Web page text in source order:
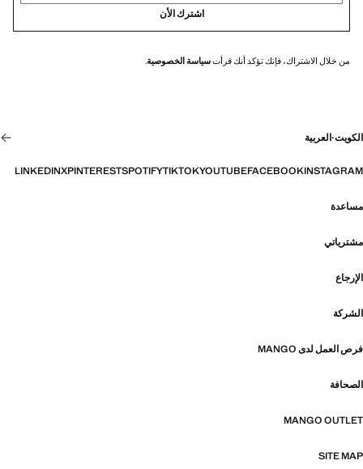
اشترك الأن
من خلال الاشتراك، فإنك تؤكد أنك قرأتسياسة الخصوصية.
الكويت·العربية
INSTAGRAM
FACEBOOK
YOUTUBE
TIKTOK
SPOTIFY
PINTEREST
X
LINKEDIN
مساعدة
مشترياتي
الإرجاع
الشركة
فرص العمل لدى MANGO
الصحافة
MANGO OUTLET
SITE MAP